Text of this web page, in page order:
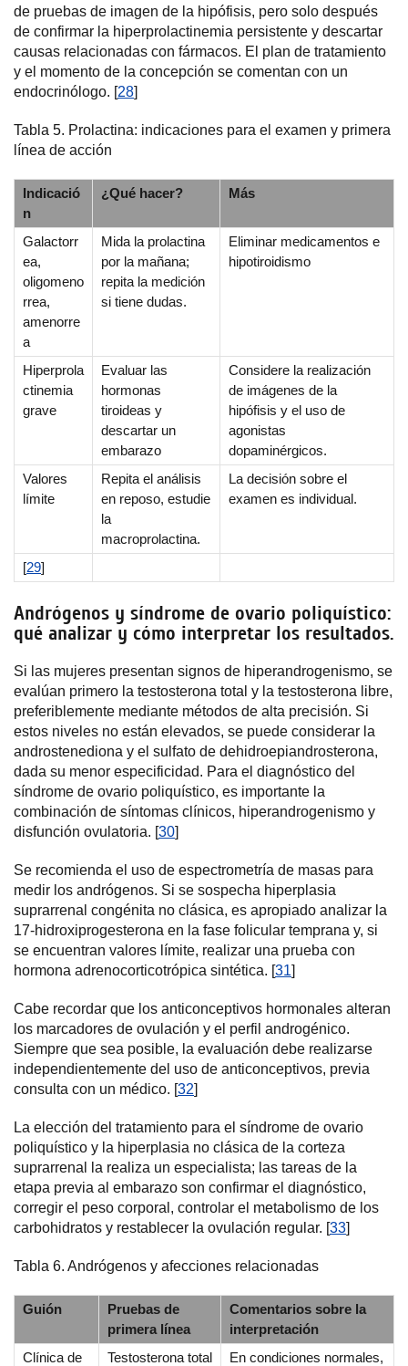
de pruebas de imagen de la hipófisis, pero solo después
de confirmar la hiperprolactinemia persistente y descartar
causas relacionadas con fármacos. El plan de tratamiento
y el momento de la concepción se comentan con un
endocrinólogo. [28]
Tabla 5. Prolactina: indicaciones para el examen y primera
línea de acción
Indicació
n
¿Qué hacer? Más
Galactorr
ea,
oligomeno
rrea,
amenorre
a
Mida la prolactina
por la mañana;
repita la medición
si tiene dudas.
Eliminar medicamentos e
hipotiroidismo
Hiperprola
ctinemia
grave
Evaluar las
hormonas
tiroideas y
descartar un
embarazo
Considere la realización
de imágenes de la
hipófisis y el uso de
agonistas
dopaminérgicos.
Valores
límite
Repita el análisis
en reposo, estudie
la
macroprolactina.
La decisión sobre el
examen es individual.
[29]
Andrógenos y síndrome de ovario poliquístico:
qué analizar y cómo interpretar los resultados.
Si las mujeres presentan signos de hiperandrogenismo, se
evalúan primero la testosterona total y la testosterona libre,
preferiblemente mediante métodos de alta precisión. Si
estos niveles no están elevados, se puede considerar la
androstenediona y el sulfato de dehidroepiandrosterona,
dada su menor especificidad. Para el diagnóstico del
síndrome de ovario poliquístico, es importante la
combinación de síntomas clínicos, hiperandrogenismo y
disfunción ovulatoria. [30]
Se recomienda el uso de espectrometría de masas para
medir los andrógenos. Si se sospecha hiperplasia
suprarrenal congénita no clásica, es apropiado analizar la
17-hidroxiprogesterona en la fase folicular temprana y, si
se encuentran valores límite, realizar una prueba con
hormona adrenocorticotrópica sintética. [31]
Cabe recordar que los anticonceptivos hormonales alteran
los marcadores de ovulación y el perfil androgénico.
Siempre que sea posible, la evaluación debe realizarse
independientemente del uso de anticonceptivos, previa
consulta con un médico. [32]
La elección del tratamiento para el síndrome de ovario
poliquístico y la hiperplasia no clásica de la corteza
suprarrenal la realiza un especialista; las tareas de la
etapa previa al embarazo son confirmar el diagnóstico,
corregir el peso corporal, controlar el metabolismo de los
carbohidratos y restablecer la ovulación regular. [33]
Tabla 6. Andrógenos y afecciones relacionadas
Guión
Pruebas de
primera línea
Comentarios sobre la
interpretación
Clínica de
Testosterona total
En condiciones normales,